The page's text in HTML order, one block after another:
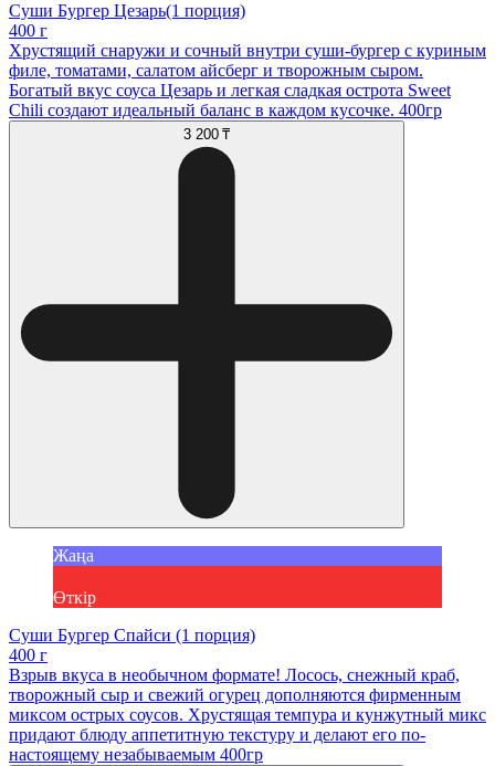
Суши Бургер Цезарь(1 порция)
400 г
Хрустящий снаружи и сочный внутри суши-бургер с куриным
филе, томатами, салатом айсберг и творожным сыром.
Богатый вкус соуса Цезарь и легкая сладкая острота Sweet
Chili создают идеальный баланс в каждом кусочке. 400гр
3 200 ₸
Жаңа
Өткір
Суши Бургер Спайси (1 порция)
400 г
Взрыв вкуса в необычном формате! Лосось, снежный краб,
творожный сыр и свежий огурец дополняются фирменным
миксом острых соусов. Хрустящая темпура и кунжутный микс
придают блюду аппетитную текстуру и делают его по-
настоящему незабываемым 400гр